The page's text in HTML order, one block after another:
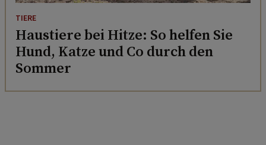
TIERE
Haustiere bei Hitze: So helfen Sie
Hund, Katze und Co durch den
Sommer